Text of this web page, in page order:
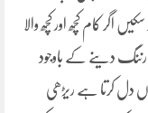
اگر کام کچھ اور کچھ والا
وارننگ دینے کے باوجود
دل کرتا ہے ریڑھی